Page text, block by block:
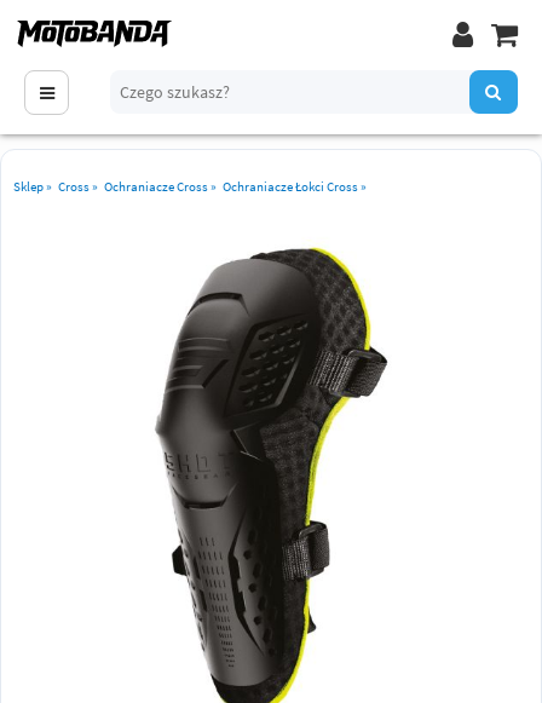
Sklep» Cross» Ochraniacze Cross» Ochraniacze Łokci Cross»